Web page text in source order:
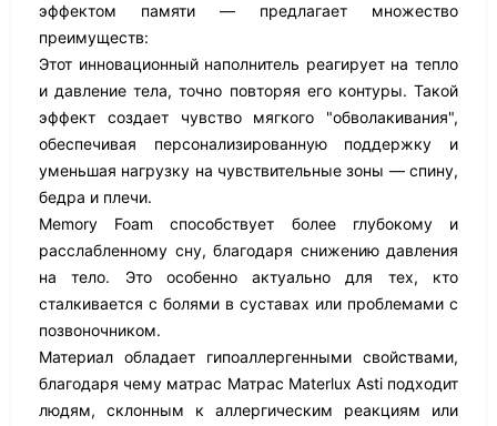
эффектом памяти — предлагает множество
преимуществ:
Этот инновационный наполнитель реагирует на тепло
и давление тела, точно повторяя его контуры. Такой
эффект создает чувство мягкого "обволакивания",
обеспечивая персонализированную поддержку и
уменьшая нагрузку на чувствительные зоны — спину,
бедра и плечи.
Memory Foam способствует более глубокому и
расслабленному сну, благодаря снижению давления
на тело. Это особенно актуально для тех, кто
сталкивается с болями в суставах или проблемами с
позвоночником.
Материал обладает гипоаллергенными свойствами,
благодаря чему матрас Матрас Materlux Asti подходит
людям, склонным к аллергическим реакциям или